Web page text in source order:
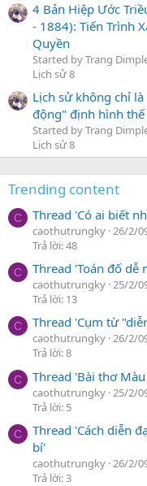
4 Bản Hiệp Ước
- 1884): Tiến Trình
Quyền
Started by Trang
Lịch sử 8
Lịch sử không chỉ
động" định hình thế
Started by Trang
Lịch sử 8
Trending content
C Thread 'Có ai biết
caothutrungky 26/2/
Trả lời: 48
C Thread 'Toán đố
caothutrungky 25/2/
Trả lời: 13
C Thread 'Cụm từ
caothutrungky 26/2/
Trả lời: 8
C Thread 'Bài thơ
caothutrungky 25/2/
Trả lời: 5
C
Thread 'Cách diễn
bí'
caothutrungky 26/2/
Trả lời: 3